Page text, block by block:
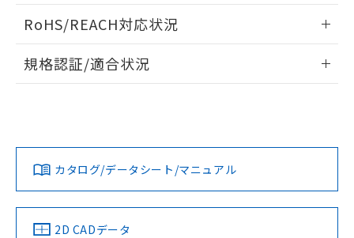
開閉容量
ドすることができます。
ログイン/会員登録
ダウンロードデータをご利用いただく前に、以下を必ずお読
みください。
ソフトウェアの使用条件
RoHS/REACH対応状況
EU RoHS 注意事項・凡例
対応済み
中国 RoHS 注意事項・凡例
規格認証/適合状況
LR型式承認
（イギリス
船舶規格）
DNV型式承認
（ノルウェー
BV型式承認
（フランス
KR型式
（韓国
カタログ/データシート/マニュアル
2D CADデータ
り、2022年1月12日より割愛しておりま
す。